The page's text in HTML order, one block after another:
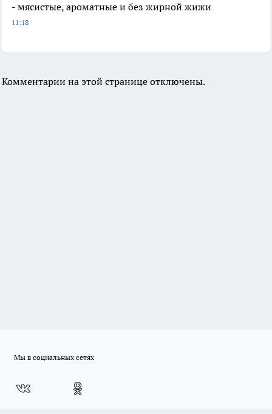
- мясистые, ароматные и без жирной жижи
11:18
Комментарии на этой странице отключены.
Мы в социальных сетях